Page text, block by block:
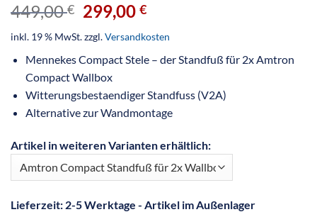
449,00€ 299,00€
inkl. 19 % MwSt.zzgl.Versandkosten
Mennekes Compact Stele – der Standfuß für 2x Amtron
Compact Wallbox
Witterungsbestaendiger Standfuss (V2A)
Alternative zur Wandmontage
Artikel in weiteren Varianten erhältlich:
Lieferzeit: 2-5 Werktage - Artikel im Außenlager